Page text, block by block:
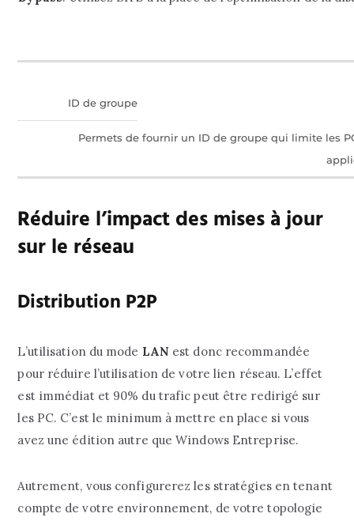
ID de groupe
Permets de fournir un ID de groupe qui limite les
Réduire l’impact des mises à jour
sur le réseau
Distribution P2P
L’utilisation du mode LAN est donc recommandée
pour réduire l’utilisation de votre lien réseau. L’effet
est immédiat et 90% du trafic peut être redirigé sur
les PC. C’est le minimum à mettre en place si vous
avez une édition autre que Windows Entreprise.
Autrement, vous configurerez les stratégies en tenant
compte de votre environnement, de votre topologie